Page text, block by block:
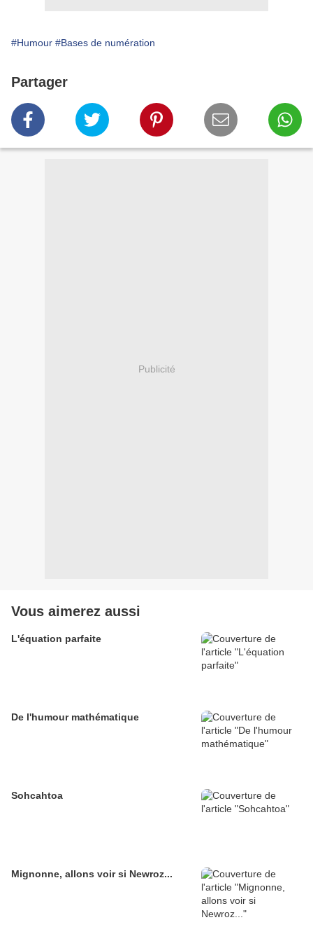
#Humour #Bases de numération
Partager
Publicité
Vous aimerez aussi
L'équation parfaite
De l'humour mathématique
Sohcahtoa
Mignonne, allons voir si Newroz...